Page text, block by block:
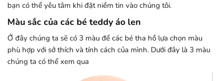
bạn có thể yêu tâm khi đặt niềm tin vào chúng tôi.
Màu sắc của các bé teddy áo len
Ở đây chúng ta sẽ có 3 màu để các bé tha hồ lựa chọn màu
phù hợp với sở thích và tính cách của mình. Dưới đây là 3 màu
chúng ta có thể xem qua